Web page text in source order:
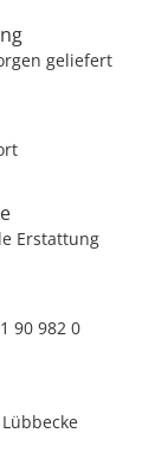
geliefert
Erstattung
90 982 0